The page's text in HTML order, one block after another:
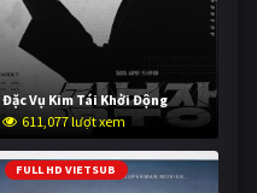
Đặc Vụ Kim Tái Khởi Động
611,077 lượt xem
FULL HD VIETSUB